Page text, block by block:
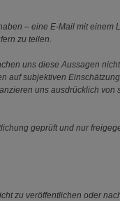
– eine E-Mail mit einem
zu teilen.
uns diese Aussagen
auf subjektiven
uns ausdrücklich
geprüft und nur
zu veröffentlichen oder